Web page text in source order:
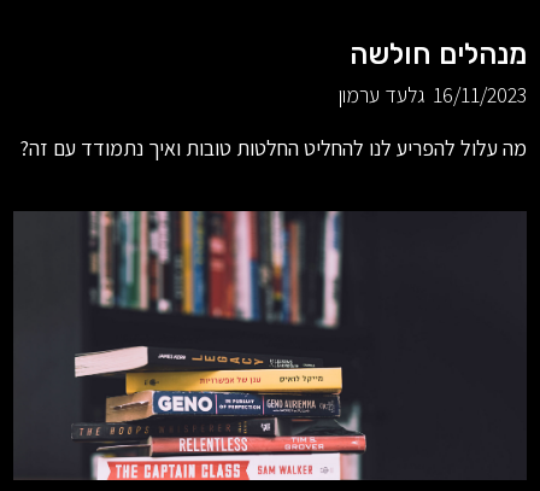
מנהלים חולשה
16/11/2023 גלעד ערמון
מה עלול להפריע לנו להחליט החלטות טובות ואיך נתמודד עם זה?